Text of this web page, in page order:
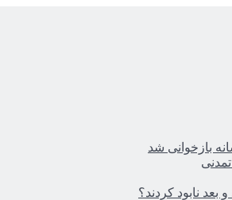
بازخوانی شد
نابود کردند؟